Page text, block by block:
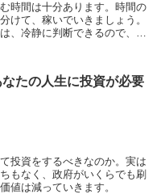
時間は十分あります。時間の
けて、稼いでいきましょう。
、冷静に判断できるので、有
たの人生に投資が必要
投資をするべきなのか。実は
もなく、政府がいくらでも刷
値は減っていきます。